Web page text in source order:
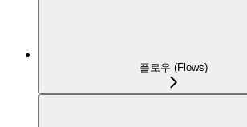
플로우 (Flows)